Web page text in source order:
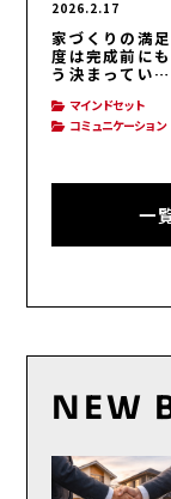
2026.2.17
家づくりの満足
度は完成前にも
う決まってい
マインドセット
コミュニケーション
一
NEW